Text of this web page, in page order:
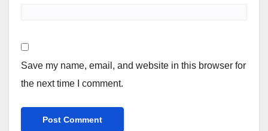
Save my name, email, and website in this browser for
the next time I comment.